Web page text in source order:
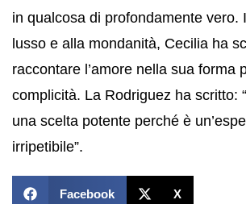
in qualcosa di profondamente vero.
lusso e alla mondanità, Cecilia ha
raccontare l’amore nella sua forma
complicità. La Rodriguez ha scritto:
una scelta potente perché è
irripetibile”.
Facebook X